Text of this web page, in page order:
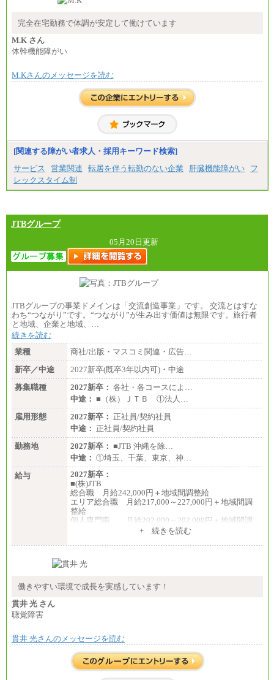
時給 1,226円（実働4.5時間）
間額換算額）
・退職金相当手当 37円
ざいません。
完全在宅勤務で体調が安定して働けています
M.K さん
体幹機能障がい
M.Kさんのメッセージを読む
[関連する障がい者求人・採用キーワード検索]
サービス
営業関連 転居を伴う転勤のない企業 肝臓機能障がい
フ
レックスタイム制
JTBグループ
05月20日更新
JTBグループの事業ドメインは「交流創造事業」です。 交流とはすな
わち“つながり”です。“つながり”が生み出す価値は無限です。旅行者
と地域、企業と地域、…
続きを読む
業種
商社/出版・マスコミ関連・広告…
新卒／中途
2027新卒(既卒3年以内可)・中途
募集職種
2027新卒： 各社・各コースによ…
中途： ■（株）ＪＴＢ ①法人…
雇用形態
2027新卒： 正社員/契約社員
中途： 正社員/契約社員
勤務地
2027新卒： ■JTB 沖縄を除…
中途： ①埼玉、千葉、東京、神…
給与
2027新卒：
■(株)JTB
総合職 月給242,000円＋地域間調整給
エリア総合職 月給217,000～227,000円＋地域間調
整給
個人専門職 月給202,000～202,000円＋地域間調
総合職 月給208,000～235,000円
※詳細はJTBキャリアサイトよりご確認ください。
総合職 月給220,000～230,000円＋地域間調整給
整給
※詳細はJTBキャリアサイトよりご確認ください。
+ 続きを読む
働きやすい環境で成長を実感しています！
貫井 光 さん
聴覚障害
貫井 光さんのメッセージを読む